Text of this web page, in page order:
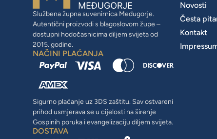
Službena župna suvenirnica Međugorje.
Autentični proizvodi s blagoslovom župe –
dostupni hodočasnicima diljem svijeta od
2015. godine.
NAČINI PLAĆANJA
Sigurno plaćanje uz 3DS zaštitu. Sav ostvareni
prihod usmjerava se u cijelosti na širenje
Gospinih poruka i evangelizaciju diljem svijeta.
DOSTAVA
Novosti
Česta
Kontakt